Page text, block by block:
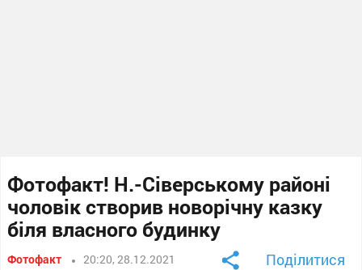
Фотофакт! Н.-Сіверському районі
чоловік створив новорічну казку
біля власного будинку
Фотофакт 20:20, 28.12.2021 Поділитися